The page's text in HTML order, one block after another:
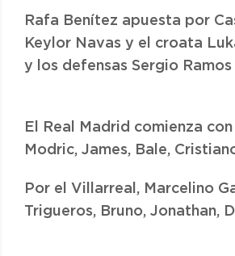
Rafa Benítez apuesta por
Keylor Navas y el croata
y los defensas Sergio
El Real Madrid comienza
Modric, James, Bale,
Por el Villarreal, Marcelino
Trigueros, Bruno, Jonathan,